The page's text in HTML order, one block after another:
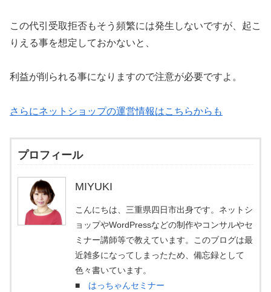
この代引受取拒否もそう頻繁には発生しないですが、起こ
りえる事を想定しておかないと、
利益が削られる事になりますので注意が必要ですよ。
さらにネットショップの運営情報はこちらからも
プロフィール
MIYUKI
こんにちは、三重県四日市出身です。ネットシ
ョップやWordPressなどの制作やコンサルやセ
ミナー講師等で教えています。このブログは最
近雑多になってしまったため、備忘録として
色々書いています。
■ はっちゃんセミナー